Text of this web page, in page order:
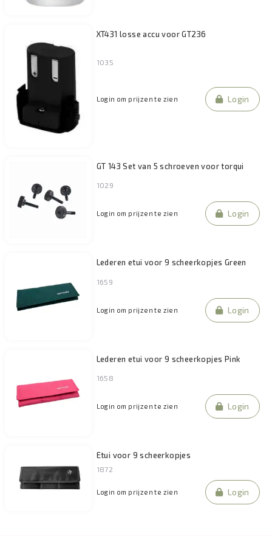
XT431 losse accu voor GT236
1035
Login om prijzen te zien Login
GT 143 Set van 5 schroeven voor torqui
1029
Login om prijzen te zien Login
Lederen etui voor 9 scheerkopjes Green
1659
Login om prijzen te zien Login
Lederen etui voor 9 scheerkopjes Pink
1658
Login om prijzen te zien Login
Etui voor 9 scheerkopjes
1872
Login om prijzen te zien Login